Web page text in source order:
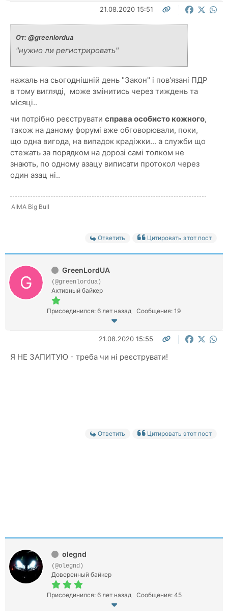
21.08.2020 15:51
От:@greenlordua
"нужно ли регистрировать"
нажаль на сьогоднішній день "Закон" і пов'язані ПДР
в тому вигляді, може змінитись через тиждень та
місяці..
чи потрібно реєструвати справа особисто кожного,
також на даному форумі вже обговорювали, поки,
що одна вигода, на випадок крадіжки... а служби що
стежать за порядком на дорозі самі толком не
знають, по одному азацу виписати протокол через
один азац ні..
AIMA Big Bull
Ответить Цитировать этот пост
GreenLordUA
(@greenlordua)
Активный байкер
Присоединился: 6 лет назад Сообщения: 19
21.08.2020 15:55
Я НЕ ЗАПИТУЮ - треба чи ні реєструвати!
Ответить Цитировать этот пост
olegnd
(@olegnd)
Доверенный байкер
Присоединился: 6 лет назад Сообщения: 45